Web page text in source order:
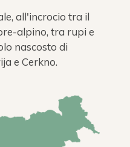
all'incrocio tra il
alpino, tra rupi e
nascosto di
e Cerkno.